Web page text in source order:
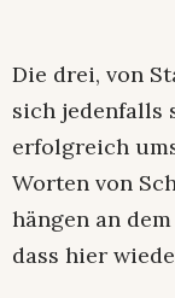
Die drei, von
sich jedenfalls
erfolgreich
Worten von
hängen an
dass hier